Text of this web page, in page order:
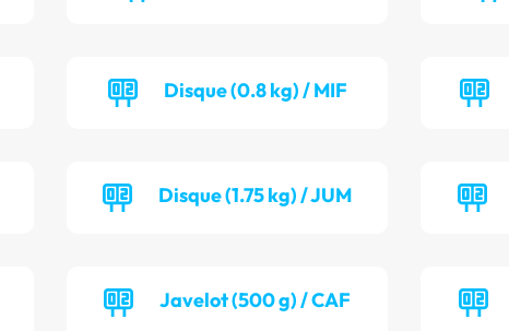
Disque (0.8 kg) / MIF
Disque (1.75 kg) / JUM
Javelot (500 g) / CAF